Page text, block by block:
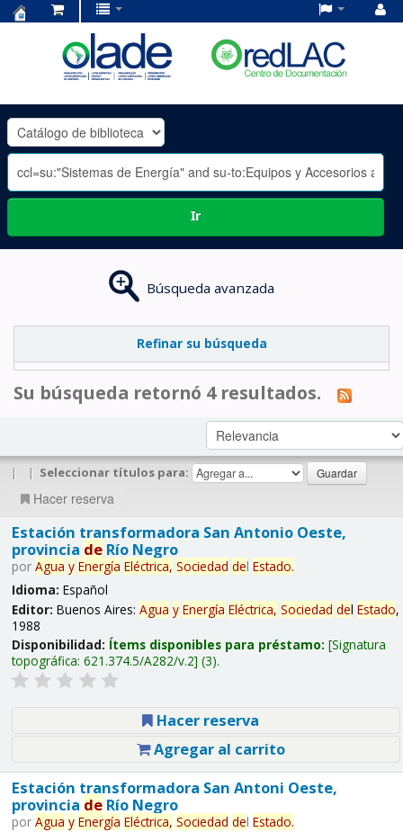
OLADE
-
Ir
Búsqueda avanzada
Refinar su búsqueda
Su búsqueda retornó 4 resultados.
| | Seleccionar títulos para:
Hacer reserva
Estación transformadora San Antonio Oeste,
provincia deRío Negro
por Agua y Energía Eléctrica, Sociedad del Estado.
Idioma: Español
Editor: Buenos Aires: Agua y Energía Eléctrica, Sociedad del Estado,
1988
Disponibilidad: Ítems disponibles para préstamo: Signatura
topográfica: 621.374.5/A282/v.2 (3).
Hacer reserva
Agregar al carrito
Estación transformadora San Antoni Oeste,
provincia deRío Negro
por Agua y Energía Eléctrica, Sociedad del Estado.